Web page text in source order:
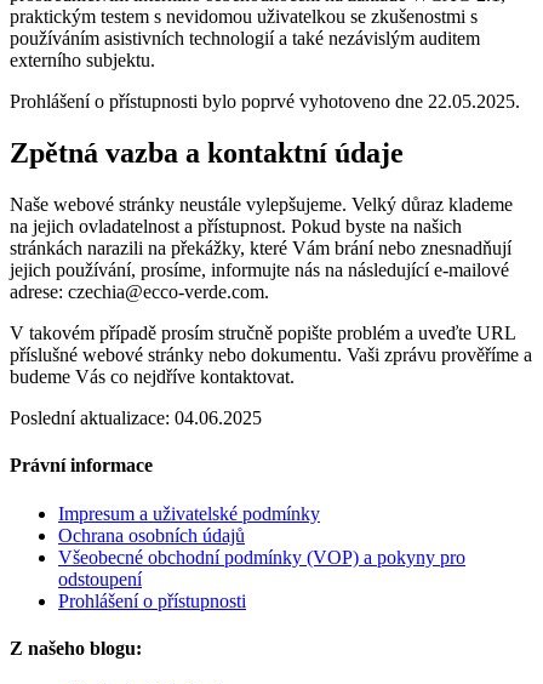
praktickým testem s nevidomou uživatelkou se zkušenostmi s
používáním asistivních technologií a také nezávislým auditem
externího subjektu.
Prohlášení o přístupnosti bylo poprvé vyhotoveno dne 22.05.2025.
Zpětná vazba a kontaktní údaje
Naše webové stránky neustále vylepšujeme. Velký důraz klademe
na jejich ovladatelnost a přístupnost. Pokud byste na našich
stránkách narazili na překážky, které Vám brání nebo znesnadňují
jejich používání, prosíme, informujte nás na následující e-mailové
adrese: czechia@ecco-verde.com.
V takovém případě prosím stručně popište problém a uveďte URL
příslušné webové stránky nebo dokumentu. Vaši zprávu prověříme a
budeme Vás co nejdříve kontaktovat.
Poslední aktualizace: 04.06.2025
Právní informace
Impresum a uživatelské podmínky
Ochrana osobních údajů
Všeobecné obchodní podmínky (VOP) a pokyny pro
odstoupení
Prohlášení o přístupnosti
Z našeho blogu: